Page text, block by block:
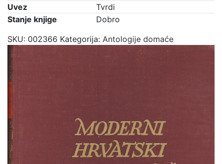
Uvez
Tvrdi
Stanje knjige
Dobro
SKU: 002366 Kategorija: Antologije domaće